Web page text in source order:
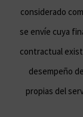
considerado
se envíe cuya
contractual
desempeño
propias del